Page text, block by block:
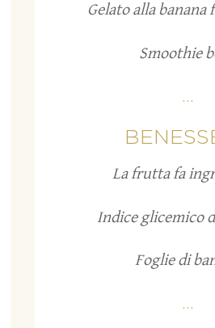
Gelato alla banana
Smoothie
...
La frutta fa
Indice glicemico
Foglie di
...